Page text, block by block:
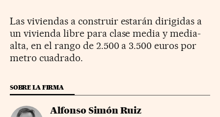
Las viviendas a construir estarán dirigidas a
un vivienda libre para clase media y media-
alta, en el rango de 2.500 a 3.500 euros por
metro cuadrado.
SOBRE LA FIRMA
Alfonso Simón Ruiz